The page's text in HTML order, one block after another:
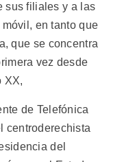
sus filiales y a las
en tanto que
que se concentra
vez desde
XX,
de Telefónica
centroderechista
del